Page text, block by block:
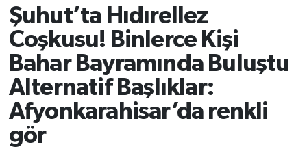
Şuhut’ta Hıdırellez
Coşkusu! Binlerce Kişi
Bahar Bayramında Buluştu
Alternatif Başlıklar:
Afyonkarahisar’da renkli
gör
Siyaset
Spor
Eğitim
Sağlık
Afyonkarahisar Trafik Yoğunluk Haritası
Süper Lig Puan Durumu ve Fikstür
Tüm Manşetler
Son Dakika Haberleri